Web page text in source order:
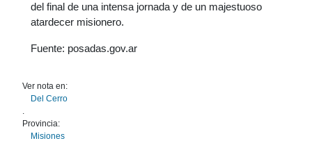
del final de una intensa jornada y de un majestuoso
atardecer misionero.
Fuente: posadas.gov.ar
Ver nota en:
Del Cerro
.
Provincia:
Misiones